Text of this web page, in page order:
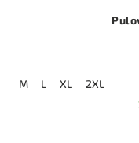
M L XL
2XL